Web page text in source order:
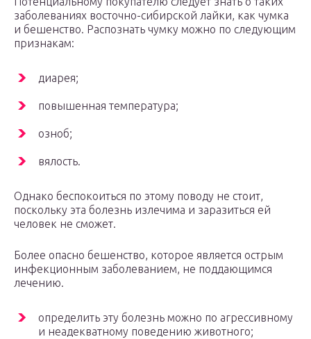
заболеваниях восточно-сибирской лайки, как чумка
и бешенство. Распознать чумку можно по следующим
признакам:
диарея;
повышенная температура;
озноб;
вялость.
Однако беспокоиться по этому поводу не стоит,
поскольку эта болезнь излечима и заразиться ей
человек не сможет.
Более опасно бешенство, которое является острым
инфекционным заболеванием, не поддающимся
лечению.
определить эту болезнь можно по агрессивному
и неадекватному поведению животного;